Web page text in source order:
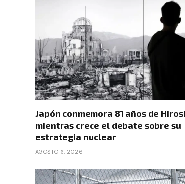
Japón conmemora 81 años de
mientras crece el debate sobre su
estrategia nuclear
AGOSTO 6, 2026